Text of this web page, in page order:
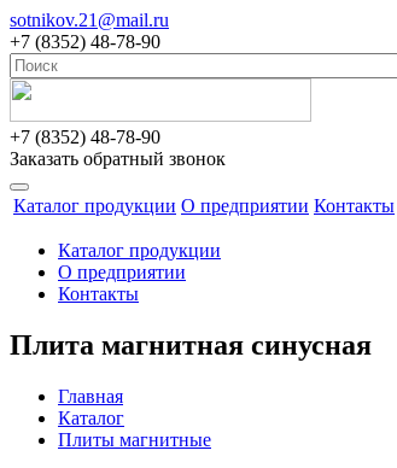
sotnikov.21@mail.ru
+7 (8352) 48-78-90
+7 (8352) 48-78-90
Заказать обратный звонок
Каталог продукции О предприятии Контакты
Каталог продукции
О предприятии
Контакты
Плита магнитная синусная
Главная
Каталог
Плиты магнитные